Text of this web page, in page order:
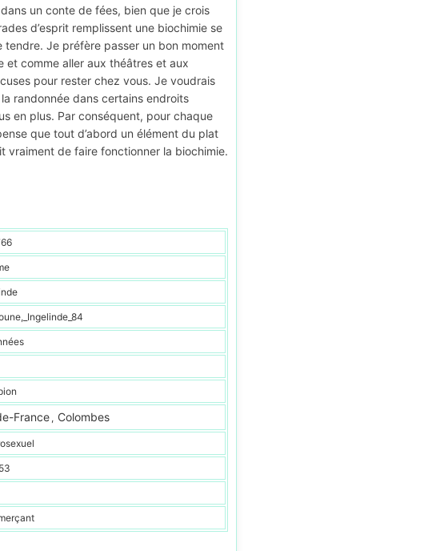
un conte de fées, bien que je crois
d’esprit remplissent une biochimie se
tendre. Je préfère passer un bon moment
et comme aller aux théâtres et aux
pour rester chez vous. Je voudrais
randonnée dans certains endroits
en plus. Par conséquent, pour chaque
que tout d’abord un élément du plat
vraiment de faire fonctionner la biochimie.
France , Colombes